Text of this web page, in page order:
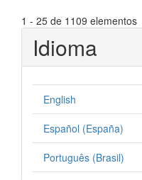
1 - 25 de 1109 elementos
Idioma
English
Español (España)
Português (Brasil)